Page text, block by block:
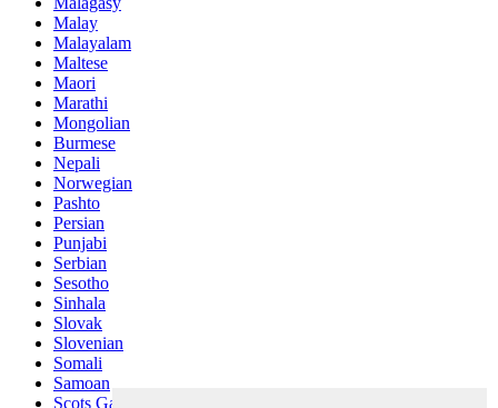
Malay
Malayalam
Maltese
Maori
Marathi
Mongolian
Burmese
Nepali
Norwegian
Pashto
Persian
Punjabi
Serbian
Sesotho
Sinhala
Slovak
Slovenian
Somali
Samoan
Scots Gaelic